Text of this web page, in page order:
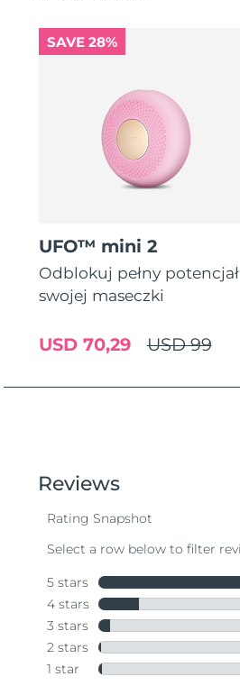
SAVE 28%
UFO™ mini 2
Odblokuj pełny potencjał
swojej maseczki
USD 99
USD 70,29